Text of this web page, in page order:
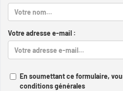
Votre adresse e-mail :
En soumettant ce formulaire,
conditions générales